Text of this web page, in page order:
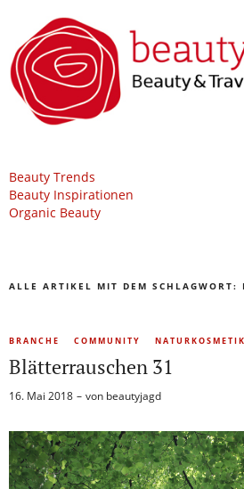
Beauty Trends
Beauty Inspirationen
Organic Beauty
ALLE ARTIKEL MIT DEM SCHLAGWORT:
BRANCHE COMMUNITY NATURKOSMETIK
Blätterrauschen 31
16. Mai 2018 von beautyjagd